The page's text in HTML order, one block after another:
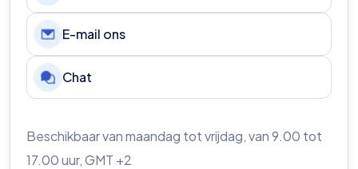
E-mail ons
Chat
Beschikbaar van maandag tot vrijdag, van 9.00 tot
17.00 uur, GMT +2